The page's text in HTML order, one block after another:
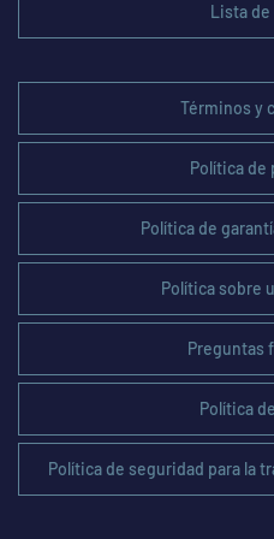
Lista
Términos y
Política de
Política de
Política sobre
Preguntas
Política
Política de seguridad para la